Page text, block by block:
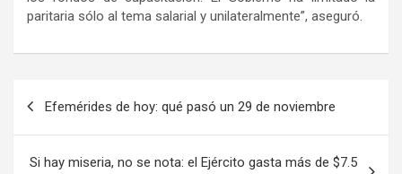
paritaria sólo al tema salarial y unilateralmente”, aseguró.
entradas
Efemérides de hoy: qué pasó un 29 de noviembre
Si hay miseria, no se nota: el Ejército gasta más de $7.5